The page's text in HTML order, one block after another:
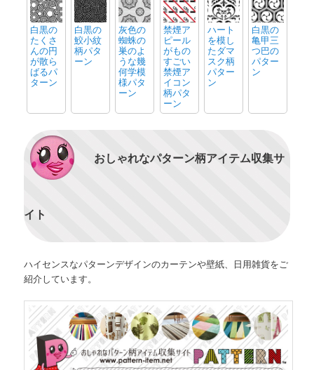
白黒の
たくさ
んの円
が散ら
ばるパ
ターン
白黒の
鮫小紋
柄パタ
ーン
灰色の
蜘蛛の
巣のよ
うな幾
何学模
様パタ
ーン
禁煙ア
ピール
がもの
すごい
禁煙ア
イコン
柄パタ
ーン
ハート
を模し
たダマ
スク柄
パター
ン
白黒の
亀甲三
つ巴の
パター
ン
おしゃれなパターン柄アイテム収集サ
イト
ハイセンスなパターンデザインのカーテンや壁紙、日用雑貨をご
紹介しています。